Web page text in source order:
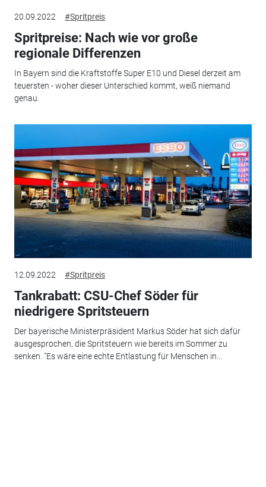
20.09.2022 #Spritpreis
Spritpreise: Nach wie vor große
regionale Differenzen
In Bayern sind die Kraftstoffe Super E10 und Diesel derzeit am
teuersten - woher dieser Unterschied kommt, weiß niemand
genau.
12.09.2022 #Spritpreis
Tankrabatt: CSU-Chef Söder für
niedrigere Spritsteuern
Der bayerische Ministerpräsident Markus Söder hat sich dafür
ausgesprochen, die Spritsteuern wie bereits im Sommer zu
senken. "Es wäre eine echte Entlastung für Menschen in...